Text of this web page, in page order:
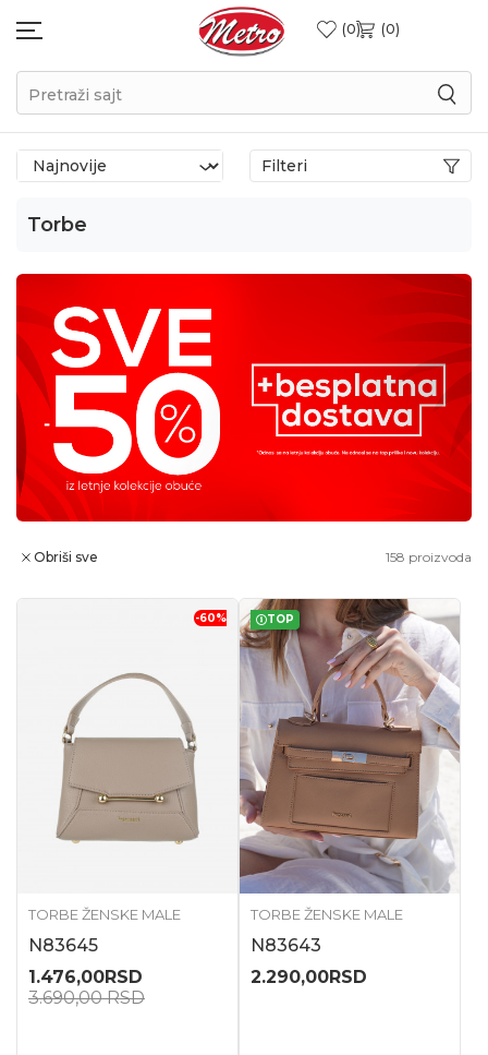
0 0
Pretraži sajt
Torbe
Filteri
158 proizvoda
Obriši sve
-60%
TORBE ŽENSKE MALE
N83645
1.476,00RSD
3.690,00RSD
TOP
TORBE ŽENSKE MALE
N83643
2.290,00RSD